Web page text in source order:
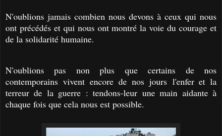
N'oublions jamais combien nous devons à ceux qui nous
ont précédés et qui nous ont montré la voie du courage et
de la solidarité humaine.
N'oublions pas non plus que certains de nos
contemporains vivent encorede nos joursl'enfer et la
terreur de la guerre : tendons-leur une main aidante à
chaque fois que cela nous est possible.